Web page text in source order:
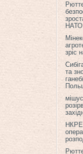
НАТО
зріс
та